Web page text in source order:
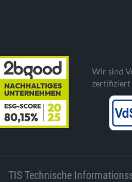
Wir sind
zertifiziert
TIS Technische